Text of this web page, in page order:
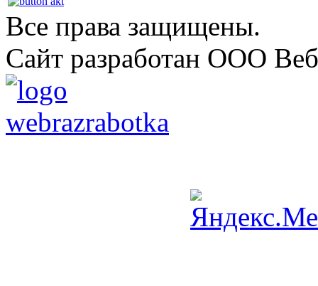
Все права защищены.
Сайт разработан ООО